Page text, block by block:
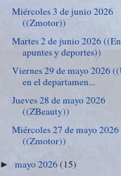
Miércoles 3 de junio 2026
((Zmotor))
Martes 2 de junio 2026
apuntes y deportes))
Viernes 29 de mayo 2026
en el departamen...
Jueves 28 de mayo 2026
((ZBeauty))
Miércoles 27 de mayo 2026
((Zmotor))
►mayo 2026(15)